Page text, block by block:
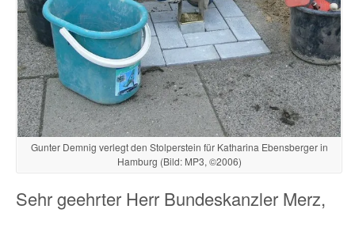
Gunter Demnig verlegt den Stolperstein für Katharina Ebensberger in
Hamburg (Bild: MP3, ©2006)
Sehr geehrter Herr Bundeskanzler Merz,